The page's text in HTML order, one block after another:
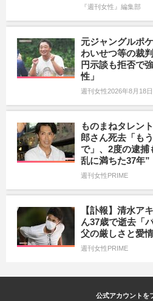
『週刊女性』編集部
元ジャングルポ
わいせつ等の裁
円示談も拒否で
性」
週刊女性2026年8月18
ものまねタレン
郎さん死去「も
で」、2度の逮捕
乱に満ちた37年”
週刊女性PRIME
【訃報】清水ア
ん37歳で逝去「
父の厳しさと愛
週刊女性PRIME
公式アカウントを